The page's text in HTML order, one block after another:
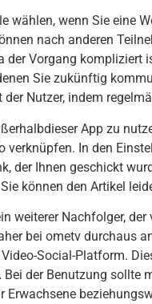
wählen, wenn Sie eine
nach anderen
der Vorgang kompliziert
Sie zukünftig
der Nutzer, indem
App zu
verknüpfen. In den
der Ihnen geschickt
können den Artikel
weiterer Nachfolger,
bei ometv durchaus
Social-Platform.
der Benutzung sollte
Erwachsene